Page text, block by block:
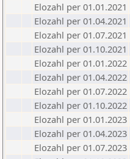
Elozahl per 01.01.2021
Elozahl per 01.04.2021
Elozahl per 01.07.2021
Elozahl per 01.10.2021
Elozahl per 01.01.2022
Elozahl per 01.04.2022
Elozahl per 01.07.2022
Elozahl per 01.10.2022
Elozahl per 01.01.2023
Elozahl per 01.04.2023
Elozahl per 01.07.2023